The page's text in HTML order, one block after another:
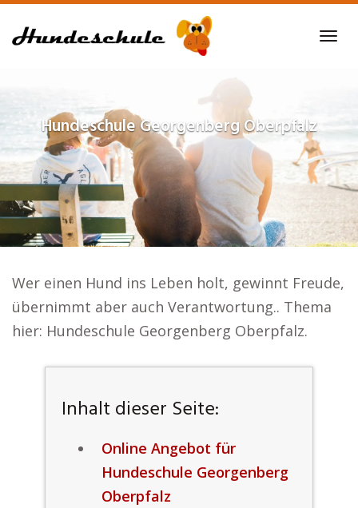
to
HundeschuleGeorgenberg Oberpfalz
Wer einen Hund ins Leben holt, gewinnt Freude,
übernimmt aber auch Verantwortung.. Thema
hier: Hundeschule Georgenberg Oberpfalz.
Inhalt dieser Seite:
Online Angebot für
Hundeschule Georgenberg
Oberpfalz